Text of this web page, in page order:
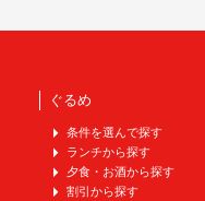
ぐるめ
条件を選んで探す
ランチから探す
夕食・お酒から探す
割引から探す